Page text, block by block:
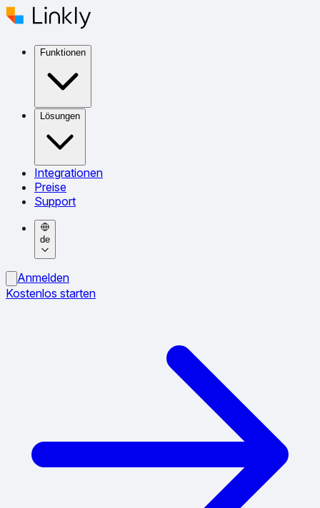
Funktionen
Lösungen
Integrationen
Preise
Support
de
Anmelden
Kostenlos starten